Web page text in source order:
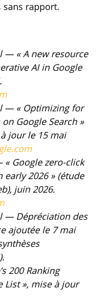
sans rapport.
— « A new resource
AI in Google
— « Optimizing for
Google Search »
jour le 15 mai
« Google zero-click
early 2026 » (étude
juin 2026.
— Dépréciation des
ajoutée le 7 mai
200 Ranking
List », mise à jour